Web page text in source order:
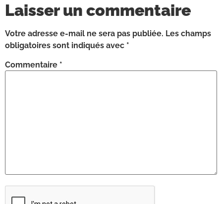
Laisser un commentaire
Votre adresse e-mail ne sera pas publiée. Les champs
obligatoires sont indiqués avec *
Commentaire *